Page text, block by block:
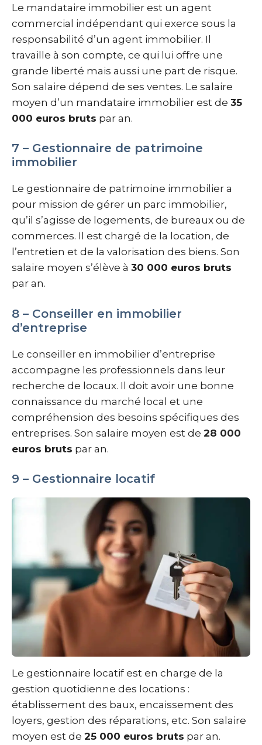
Le mandataire immobilier est un agent
commercial indépendant qui exerce sous la
responsabilité d’un agent immobilier. Il
travaille à son compte, ce qui lui offre une
grande liberté mais aussi une part de risque.
Son salaire dépend de ses ventes. Le salaire
moyen d’un mandataire immobilier est de 35
000 euros bruts par an.
7 – Gestionnaire de patrimoine
immobilier
Le gestionnaire de patrimoine immobilier a
pour mission de gérer un parc immobilier,
qu’il s’agisse de logements, de bureaux ou de
commerces. Il est chargé de la location, de
l’entretien et de la valorisation des biens. Son
salaire moyen s’élève à 30 000 euros bruts
par an.
8 – Conseiller en immobilier
d’entreprise
Le conseiller en immobilier d’entreprise
accompagne les professionnels dans leur
recherche de locaux. Il doit avoir une bonne
connaissance du marché local et une
compréhension des besoins spécifiques des
entreprises. Son salaire moyen est de 28 000
euros bruts par an.
9 – Gestionnaire locatif
Le gestionnaire locatif est en charge de la
gestion quotidienne des locations :
établissement des baux, encaissement des
loyers, gestion des réparations, etc. Son salaire
moyen est de 25 000 euros bruts par an.